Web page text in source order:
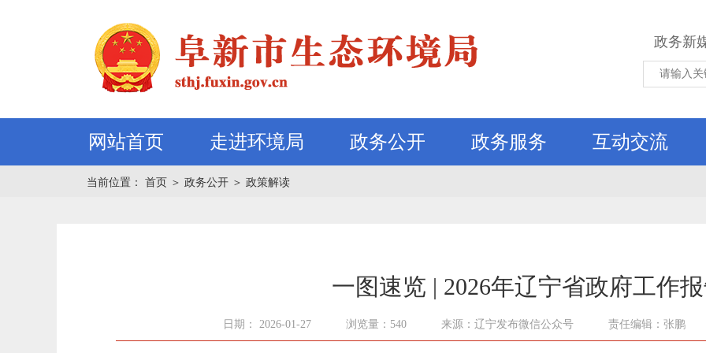
政务新
网站首页 走进环境局 政务公开 政务服务 互动交流
当前位置： 首页 ＞ 政务公开 ＞ 政策解读
一图速览 | 2026年辽宁省政府工作
日期： 2026-01-27 浏览量：540 来源：辽宁发布微信公众号 责任编辑：张鹏